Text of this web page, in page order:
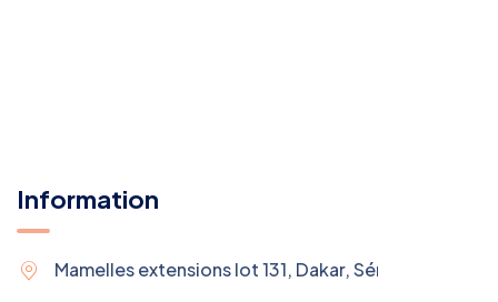
Information
Mamelles extensions lot 131, Dakar, Sénégal